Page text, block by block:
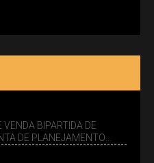
VENDA BIPARTIDA DE
DE PLANEJAMENTO